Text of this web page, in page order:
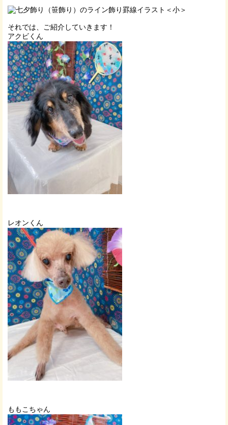
それでは、ご紹介していきます！
アクビくん
レオンくん
ももこちゃん